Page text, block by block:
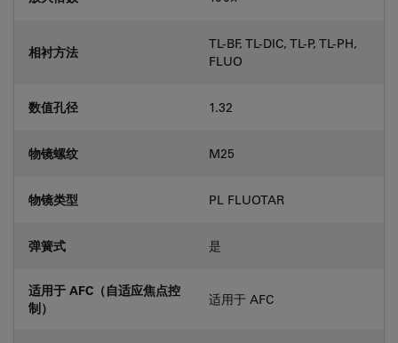
相衬方法
TL-BF, TL-DIC, TL-P, TL-PH,
FLUO
数值孔径 1.32
物镜螺纹 M25
物镜类型 PL FLUOTAR
弹簧式 是
适用于 AFC（自适应焦点控
制）
适用于 AFC